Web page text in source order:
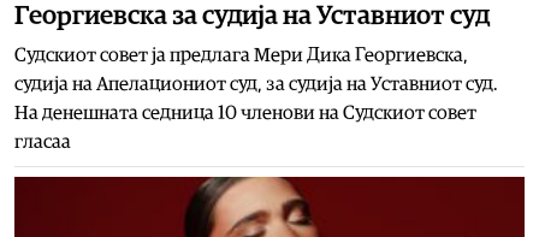
Георгиевска за судија на Уставниот суд
Судскиот совет ја предлага Мери Дика Георгиевска,
судија на Апелациониот суд, за судија на Уставниот суд.
На денешната седница 10 членови на Судскиот совет
гласаа